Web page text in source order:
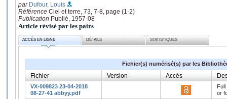
par Dufour, Louis
Référence Ciel et terre, 73, 7-8, page (1-2)
Publication Publié, 1957-08
Article révisé par les pairs
ACCÈS EN LIGNE DÉTAILS STATISTIQUES
Fichier(s) numérisé(s) par les
Fichier Version Accès
VX-009823 23-04-2018
08-27-41 abbyy.pdf
or